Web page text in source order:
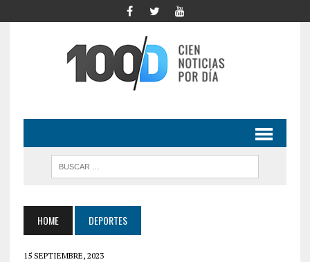
HOME DEPORTES
15 SEPTIEMBRE, 2023